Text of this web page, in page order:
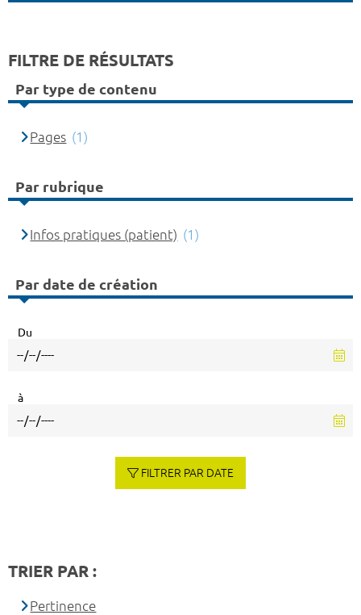
FILTRE DE RÉSULTATS
Par type de contenu
Pages (1)
Par rubrique
Infos pratiques (patient) (1)
Par date de création
Du
à
FILTRER PAR DATE
TRIER PAR :
Pertinence